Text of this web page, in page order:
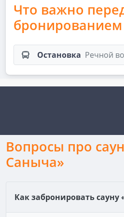
Что важно
бронированием
Остановка Речной
Вопросы про
Саныча»
Как забронировать сауну